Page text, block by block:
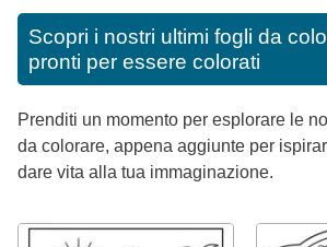
Scopri i nostri ultimi fogli da
pronti per essere colorati
Prenditi un momento per esplorare le
da colorare, appena aggiunte per
dare vita alla tua immaginazione.